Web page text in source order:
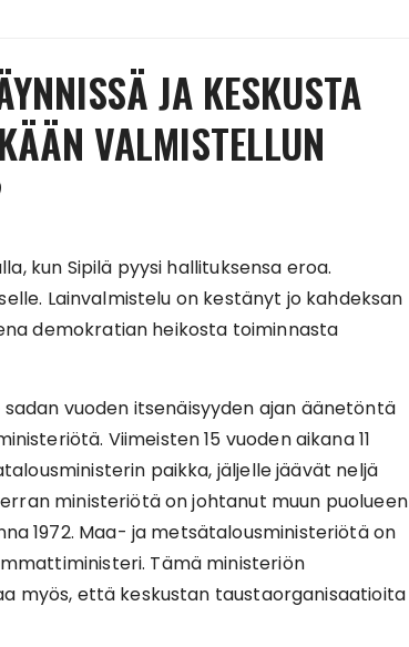
JA KESKUSTA
VALMISTELLUN
kun Sipilä pyysi hallituksensa eroa.
Lainvalmistelu on kestänyt jo kahdeksan
demokratian heikosta toiminnasta
vuoden itsenäisyyden ajan äänetöntä
Viimeisten 15 vuoden aikana 11
paikka, jäljelle jäävät neljä
ministeriötä on johtanut muun puolueen
1972. Maa- ja metsätalousministeriötä on
Tämä ministeriön
myös, että keskustan taustaorganisaatioita